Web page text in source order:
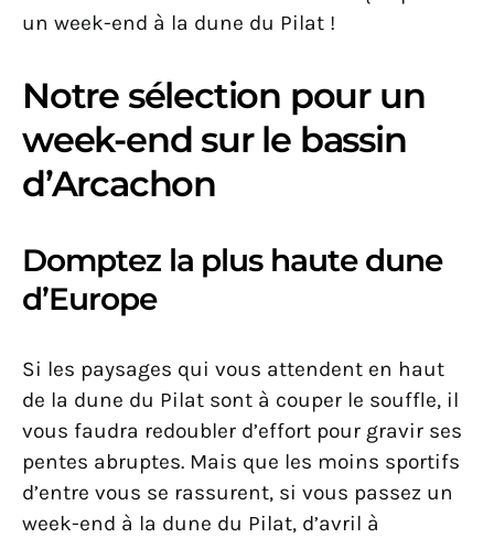
un week-end à la dune du Pilat !
Notre sélection pour un
week-end sur le bassin
d’Arcachon
Domptez la plus haute dune
d’Europe
Si les paysages qui vous attendent en haut
de la dune du Pilat sont à couper le souffle, il
vous faudra redoubler d’effort pour gravir ses
pentes abruptes. Mais que les moins sportifs
d’entre vous se rassurent, si vous passez un
week-end à la dune du Pilat, d’avril à